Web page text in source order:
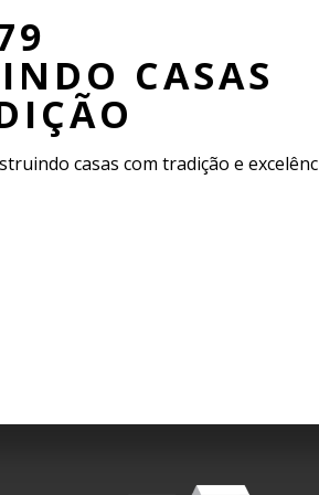
CASAS
casas com tradição e